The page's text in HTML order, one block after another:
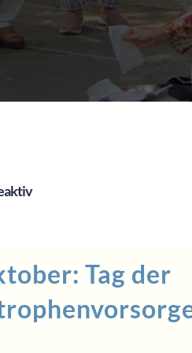
Tag der